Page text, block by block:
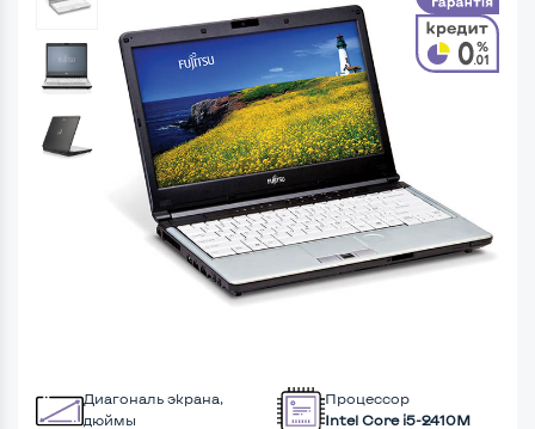
Диагональ экрана,
дюймы
Процессор
Intel Core i5-2410M